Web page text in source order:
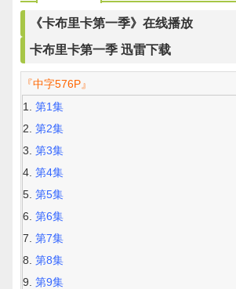
《卡布里卡第一季》在线播放
卡布里卡第一季 迅雷下载
『中字576P』
第1集
第2集
第3集
第4集
第5集
第6集
第7集
第8集
第9集